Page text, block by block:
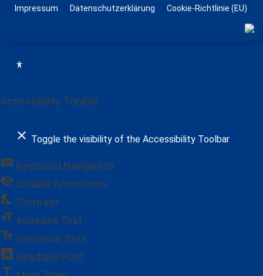
Impressum Datenschutzerklärung Cookie-Richtlinie (EU)
Accessibility Toolbar
close Toggle the visibility of the Accessibility Toolbar
keyboard Keyboard Navigation
visibility_off Disable Animations
nights_stay Contrast
format_size Increase Text
text_fields Decrease Text
font_download Readable Font
title